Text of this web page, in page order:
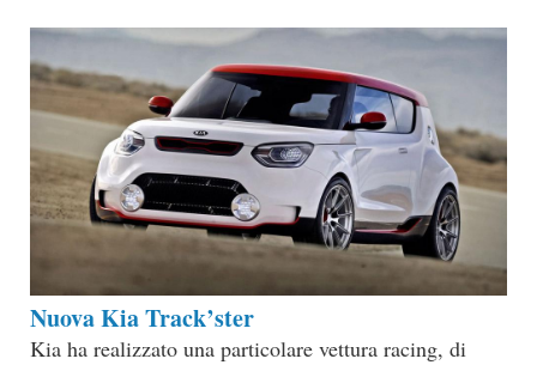
Nuova Kia Track’ster
Kia ha realizzato una particolare vettura racing, di